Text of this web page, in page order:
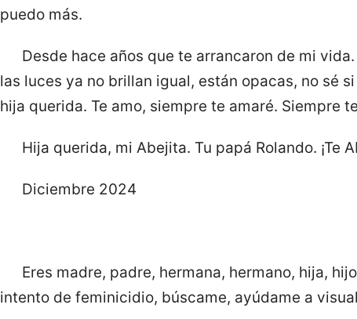
puedo más.
Desde hace años que te arrancaron de mi
las luces ya no brillan igual, están opacas, no sé
hija querida. Te amo, siempre te amaré. Siempre
Hija querida, mi Abejita. Tu papá Rolando. ¡Te
Diciembre 2024
Eres madre, padre, hermana, hermano, hija,
intento de feminicidio, búscame, ayúdame a